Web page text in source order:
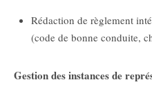
Rédaction de règlement
(code de bonne conduite,
Gestion des instances de